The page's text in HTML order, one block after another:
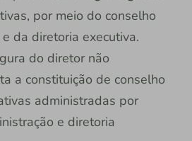
por meio do conselho
da diretoria executiva.
do diretor não
a constituição de conselho
administradas por
e diretoria